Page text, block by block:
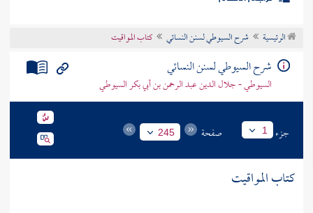
موضوعي
تراجم الأعلام
الرئيسية شرح السيوطي لسنن النسائي كتاب المواقيت
شرح السيوطي لسنن النسائي
السيوطي - جلال الدين عبد الرحمن بن أبي بكر السيوطي
جزء 1 صفحة 245
كتاب المواقيت